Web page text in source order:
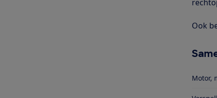
Ook
Motor,